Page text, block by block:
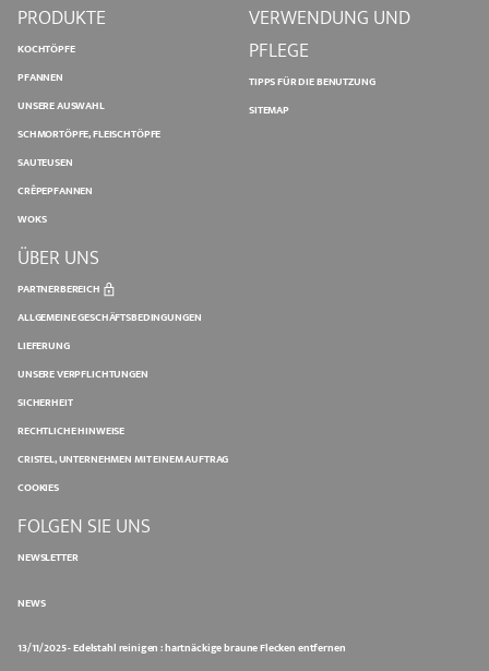
PRODUKTE
KOCHTÖPFE
PFANNEN
UNSERE AUSWAHL
SCHMORTÖPFE, FLEISCHTÖPFE
SAUTEUSEN
CRÊPEPFANNEN
WOKS
VERWENDUNG UND
PFLEGE
TIPPS FÜR DIE BENUTZUNG
SITEMAP
ÜBER UNS
PARTNERBEREICH
ALLGEMEINE GESCHÄFTSBEDINGUNGEN
LIEFERUNG
UNSERE VERPFLICHTUNGEN
SICHERHEIT
RECHTLICHE HINWEISE
CRISTEL, UNTERNEHMEN MIT EINEM AUFTRAG
COOKIES
FOLGEN SIE UNS
NEWSLETTER
NEWS
13/11/2025 - Edelstahl reinigen : hartnäckige braune Flecken entfernen